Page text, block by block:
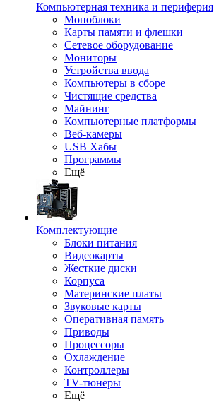
Компьютерная техника и периферия
Моноблоки
Карты памяти и флешки
Сетевое оборудование
Мониторы
Устройства ввода
Компьютеры в сборе
Чистящие средства
Майнинг
Компьютерные платформы
Веб-камеры
USB Хабы
Программы
Ещё
Комплектующие
Блоки питания
Видеокарты
Жесткие диски
Корпуса
Материнские платы
Звуковые карты
Оперативная память
Приводы
Процессоры
Охлаждение
Контроллеры
TV-тюнеры
Ещё